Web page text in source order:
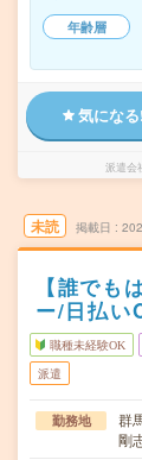
年齢層
気になる!
派遣会
未読 掲載日
【誰でも
ー/日払い
職種未経験OK
派遣
勤務地
群
剛